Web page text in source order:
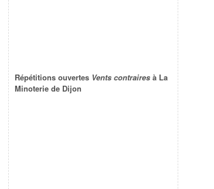
Répétitions ouvertes Vents contraires à La
Minoterie de Dijon